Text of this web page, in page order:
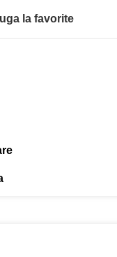
la favorite